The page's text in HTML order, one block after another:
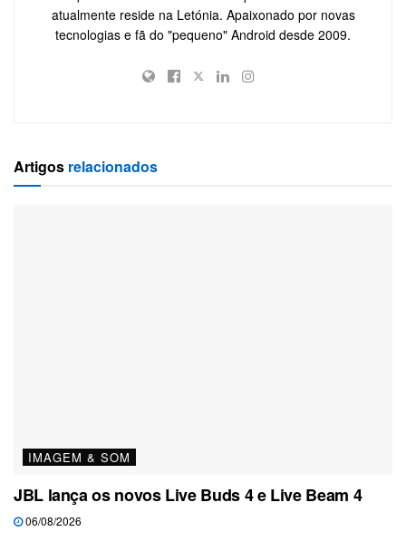
atualmente reside na Letónia. Apaixonado por novas
tecnologias e fã do "pequeno" Android desde 2009.
Artigos relacionados
IMAGEM & SOM
JBL lança os novos Live Buds 4 e Live Beam 4
06/08/2026